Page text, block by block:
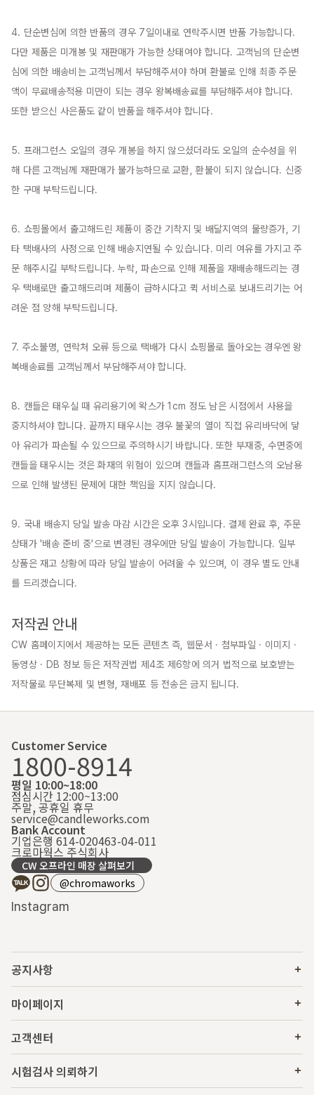
4. 단순변심에 의한 반품의 경우 7일이내로 연락주시면 반품 가능합니다.
다만 제품은 미개봉 및 재판매가 가능한 상태여야 합니다. 고객님의 단순변
심에 의한 배송비는 고객님께서 부담해주셔야 하며 환불로 인해 최종 주문
액이 무료배송적용 미만이 되는 경우 왕복배송료를 부담해주셔야 합니다.
또한 받으신 사은품도 같이 반품을 해주셔야 합니다.
5. 프래그런스 오일의 경우 개봉을 하지 않으셨더라도 오일의 순수성을 위
해 다른 고객님께 재판매가 불가능하므로 교환, 환불이 되지 않습니다. 신중
한 구매 부탁드립니다.
6. 쇼핑몰에서 출고해드린 제품이 중간 기착지 및 배달지역의 물량증가, 기
타 택배사의 사정으로 인해 배송지연될 수 있습니다. 미리 여유를 가지고 주
문 해주시길 부탁드립니다. 누락, 파손으로 인해 제품을 재배송해드리는 경
우 택배로만 출고해드리며 제품이 급하시다고 퀵 서비스로 보내드리기는 어
려운 점 양해 부탁드립니다.
7. 주소불명, 연락처 오류 등으로 택배가 다시 쇼핑몰로 돌아오는 경우엔 왕
복배송료를 고객님께서 부담해주셔야 합니다.
8. 캔들은 태우실 때 유리용기에 왁스가 1cm 정도 남은 시점에서 사용을
중지하셔야 합니다. 끝까지 태우시는 경우 불꽃의 열이 직접 유리바닥에 닿
아 유리가 파손될 수 있으므로 주의하시기 바랍니다. 또한 부재중, 수면중에
캔들을 태우시는 것은 화재의 위험이 있으며 캔들과 홈프래그런스의 오남용
으로 인해 발생된 문제에 대한 책임을 지지 않습니다.
9. 국내 배송지 당일 발송 마감 시간은 오후 3시입니다. 결제 완료 후, 주문
상태가 '배송 준비 중'으로 변경된 경우에만 당일 발송이 가능합니다. 일부
상품은 재고 상황에 따라 당일 발송이 어려울 수 있으며, 이 경우 별도 안내
를 드리겠습니다.
저작권 안내
CW 홈페이지에서 제공하는 모든 콘텐츠 즉, 웹문서 · 첨부파일 · 이미지 ·
동영상 · DB 정보 등은 저작권법 제4조 제6항에 의거 법적으로 보호받는
저작물로 무단복제 및 변형, 재배포 등 전송은 금지 됩니다.
Customer Service
1800-8914
평일 10:00~18:00
점심시간 12:00~13:00
주말, 공휴일 휴무
service@candleworks.com
Bank Account
기업은행 614-020463-04-011
크로마웍스 주식회사
CW 오프라인 매장 살펴보기
@chromaworks
Instagram
공지사항
마이페이지
고객센터
시험검사 의뢰하기